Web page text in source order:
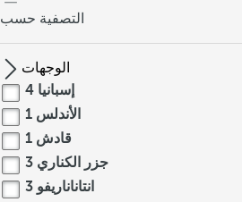
التصفية حسب
الوجهات
إسبانيا 4
الأندلس 1
قادش 1
جزر الكناري 3
انتاناناريفو 3